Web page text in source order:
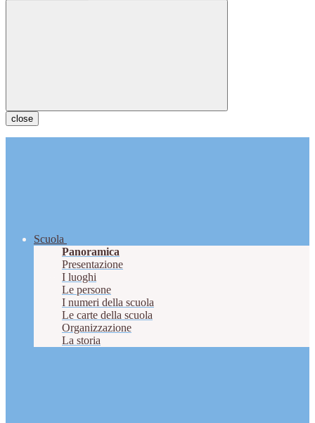
close
Scuola
Panoramica
Presentazione
I luoghi
Le persone
I numeri della scuola
Le carte della scuola
Organizzazione
La storia